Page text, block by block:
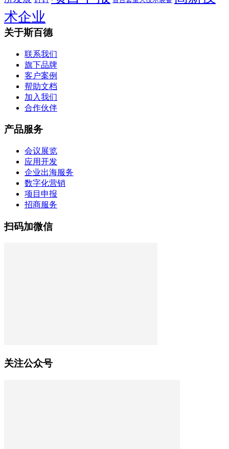
术企业
关于斯百德
联系我们
旗下品牌
客户案例
帮助文档
加入我们
合作伙伴
产品服务
会议展览
应用开发
企业出海服务
数字化营销
项目申报
招商服务
扫码加微信
关注公众号